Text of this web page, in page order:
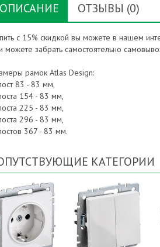
ОПИСАНИЕ ОТЗЫВЫ (0)
с 15% скидкой вы можете в нашем
можете забрать самостоятельно
рамок Atlas Design:
83 - 83 мм,
154 - 83 мм,
225 - 83 мм,
296 - 83 мм,
367 - 83 мм.
КАТЕГОРИИ